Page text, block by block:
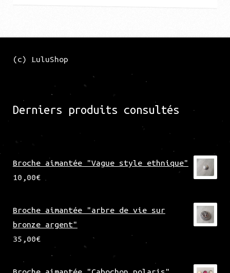
(c) LuluShop
Derniers produits consultés
Broche aimantée "Vague style ethnique"
10,00€
Broche aimantée "arbre de vie sur
bronze argent"
35,00€